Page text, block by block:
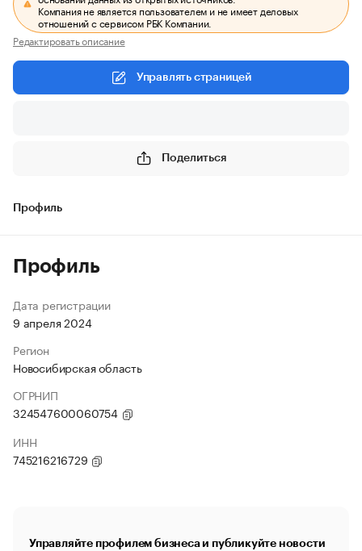
Компания не является пользователем и не имеет деловых
отношений с сервисом РБК Компании.
Редактировать описание
Управлять страницей
Поделиться
Профиль
Профиль
Дата регистрации
9 апреля 2024
Регион
Новосибирская область
ОГРНИП
324547600060754
ИНН
745216216729
Управляйте профилем бизнеса и публикуйте новости